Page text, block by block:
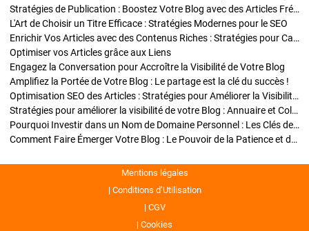
Stratégies de Publication : Boostez Votre Blog avec des Articles Fréquents et Exclusifs
L'Art de Choisir un Titre Efficace : Stratégies Modernes pour le SEO
Enrichir Vos Articles avec des Contenus Riches : Stratégies pour Captiver et Optimiser
Optimiser vos Articles grâce aux Liens
Engagez la Conversation pour Accroître la Visibilité de Votre Blog
Amplifiez la Portée de Votre Blog : Le partage est la clé du succès !
Optimisation SEO des Articles : Stratégies pour Améliorer la Visibilité de Votre Blog
Stratégies pour améliorer la visibilité de votre Blog : Annuaire et Collaborations
Pourquoi Investir dans un Nom de Domaine Personnel : Les Clés de la Réussite de Votre Blog
Comment Faire Émerger Votre Blog : Le Pouvoir de la Patience et de la Persévérance
Mentions légales
Conditions d’Utilisation
CGV
Cookies